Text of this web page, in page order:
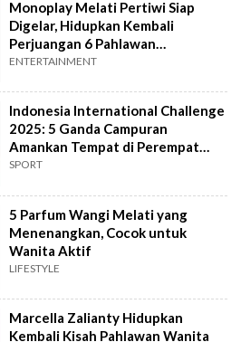
Monoplay Melati Pertiwi Siap
Digelar, Hidupkan Kembali
Perjuangan 6 Pahlawan
Perempuan Nusantara
ENTERTAINMENT
Indonesia International Challenge
2025: 5 Ganda Campuran
Amankan Tempat di Perempat
Final
SPORT
5 Parfum Wangi Melati yang
Menenangkan, Cocok untuk
Wanita Aktif
LIFESTYLE
Marcella Zalianty Hidupkan
Kembali Kisah Pahlawan Wanita